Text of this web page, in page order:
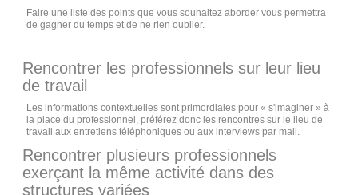
Faire une liste des points que vous souhaitez aborder vous permettra
de gagner du temps et de ne rien oublier.
Rencontrer les professionnels sur leur lieu
de travail
Les informations contextuelles sont primordiales pour « s'imaginer » à
la place du professionnel, préférez donc les rencontres sur le lieu de
travail aux entretiens téléphoniques ou aux interviews par mail.
Rencontrer plusieurs professionnels
exerçant la même activité dans des
structures variées